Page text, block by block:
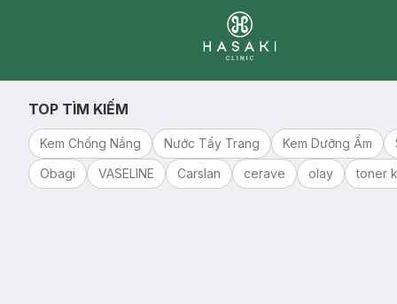
TOP TÌM KIẾM
Kem Chống Nắng Nước Tẩy Trang Kem Dưỡng Ẩm
Obagi
VASELINE Carslan cerave olay toner